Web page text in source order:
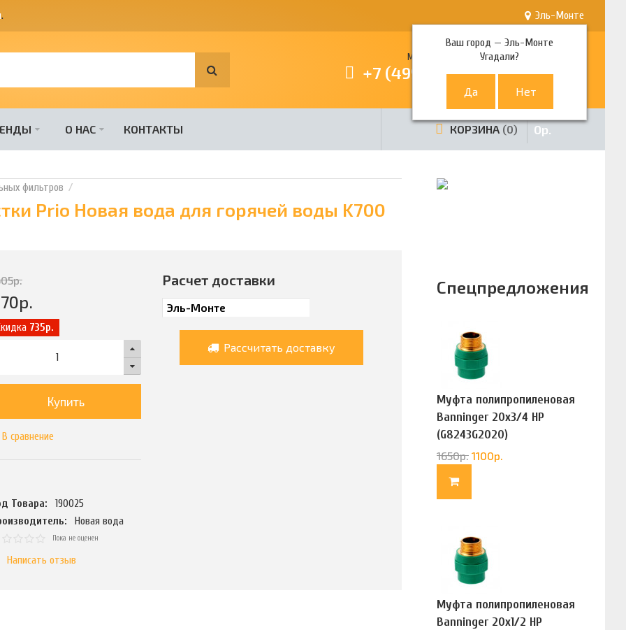
. Эль-Монте
Ваш город —Эль-Монте
Угадали?
Многоканальный телефон
+7 (499) 380-80-80
О НАС КОНТАКТЫ КОРЗИНА 0 0р.
фильтров
Prio Новая вода для горячей воды K700
р.
р.
735р.
Купить
В сравнение
Товара:
190025
Новая вода
Пока не оценен
Написать отзыв
Расчет доставки
Рассчитать доставку
Спецпредложения
Муфта полипропиленовая
Banninger 20х3/4 НР
(G8243G2020)
1650р. 1100р.
Муфта полипропиленовая
Banninger 20х1/2 НР